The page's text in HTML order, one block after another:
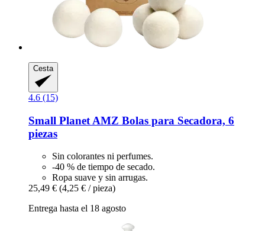
Cesta
4.6 (15)
Small Planet AMZ Bolas para Secadora, 6
piezas
Sin colorantes ni perfumes.
-40 % de tiempo de secado.
Ropa suave y sin arrugas.
25,49 € (4,25 € / pieza)
Entrega hasta el 18 agosto